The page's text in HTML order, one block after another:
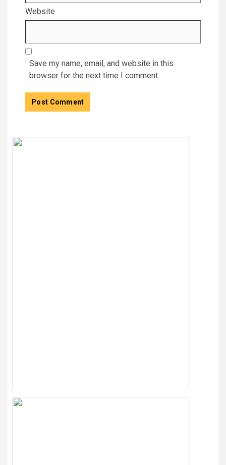
Website
Save my name, email, and website in this
browser for the next time I comment.